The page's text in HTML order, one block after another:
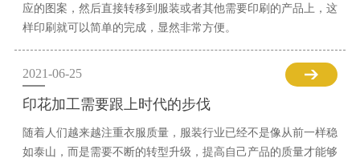
应的图案，然后直接转移到服装或者其他需要印刷的产品上，这
样印刷就可以简单的完成，显然非常方便。
2021-06-25
印花加工需要跟上时代的步伐
随着人们越来越注重衣服质量，服装行业已经不是像从前一样稳
如泰山，而是需要不断的转型升级，提高自己产品的质量才能够